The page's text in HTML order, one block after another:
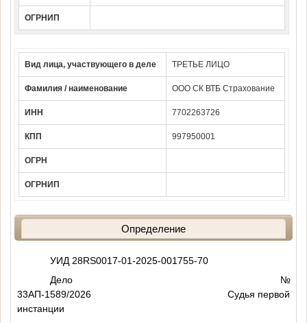
ОГРНИП
Вид лица, участвующего в деле ТРЕТЬЕ ЛИЦО
Фамилия / наименование ООО СК ВТБ Страхование
ИНН 7702263726
КПП 997950001
ОГРН
ОГРНИП
Определение
УИД 28RS0017-01-2025-001755-70
Дело №
33АП-1589/2026 Судья первой
инстанции